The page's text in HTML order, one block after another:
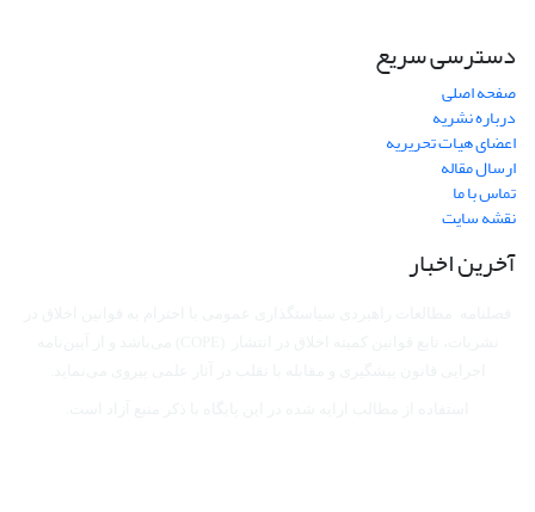
دسترسی سریع
صفحه اصلی
درباره نشریه
اعضای هیات تحریریه
ارسال مقاله
تماس با ما
نقشه سایت
آخرین اخبار